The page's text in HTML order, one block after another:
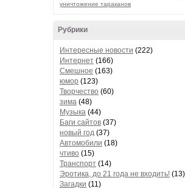
уничтожение тараканов
Рубрики
Интересные новости (222)
Интернет (166)
Смешное (163)
юмор (123)
Творчество (60)
зима (48)
Музыка (44)
Баги сайтов (37)
новый год (37)
Автомобили (18)
чтиво (15)
Транспорт (14)
Эротика, до 21 года не входить! (13)
Загадки (11)